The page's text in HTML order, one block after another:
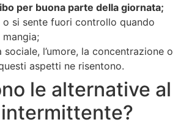
per buona parte della giornata;
o si sente fuori controllo quando
sociale, l’umore, la concentrazione o
aspetti ne risentono.
le alternative al